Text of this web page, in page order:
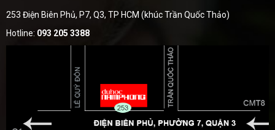
253 Điện Biên Phủ, P7, Q3, TP HCM (khúc Trần Quốc Thảo)
Hotline: 093 205 3388